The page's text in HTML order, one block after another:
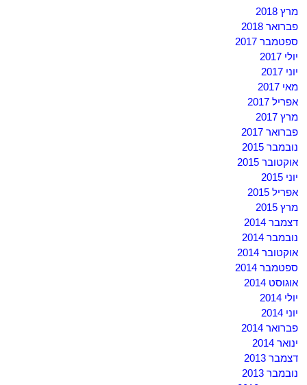
מרץ 2018
פברואר 2018
ספטמבר 2017
יולי 2017
יוני 2017
מאי 2017
אפריל 2017
מרץ 2017
פברואר 2017
נובמבר 2015
אוקטובר 2015
יוני 2015
אפריל 2015
מרץ 2015
דצמבר 2014
נובמבר 2014
אוקטובר 2014
ספטמבר 2014
אוגוסט 2014
יולי 2014
יוני 2014
פברואר 2014
ינואר 2014
דצמבר 2013
נובמבר 2013